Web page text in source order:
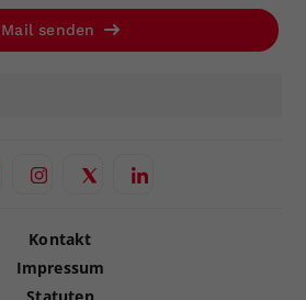
Mail senden
Kontakt
Impressum
Statuten